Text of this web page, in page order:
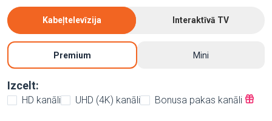
Kabeļtelevīzija Interaktīvā TV
Premium Mini
Izcelt:
HD kanāli UHD (4K) kanāli Bonusa pakas kanāli